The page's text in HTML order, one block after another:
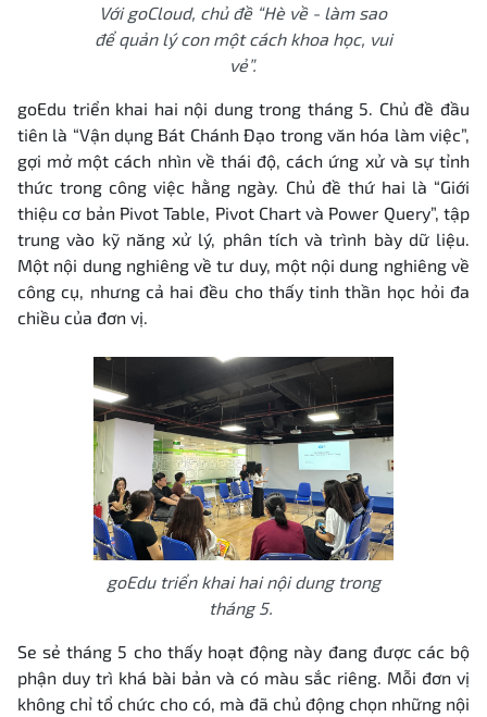
Với goCloud, chủ đề “Hè về - làm sao
để quản lý con một cách khoa học, vui
vẻ”.
goEdu triển khai hai nội dung trong tháng 5. Chủ đề đầu
tiên là “Vận dụng Bát Chánh Đạo trong văn hóa làm việc”,
gợi mở một cách nhìn về thái độ, cách ứng xử và sự tỉnh
thức trong công việc hằng ngày. Chủ đề thứ hai là “Giới
thiệu cơ bản Pivot Table, Pivot Chart và Power Query”, tập
trung vào kỹ năng xử lý, phân tích và trình bày dữ liệu.
Một nội dung nghiêng về tư duy, một nội dung nghiêng về
công cụ, nhưng cả hai đều cho thấy tinh thần học hỏi đa
chiều của đơn vị.
goEdu triển khai hai nội dung trong
tháng 5.
Se sẻ tháng 5 cho thấy hoạt động này đang được các bộ
phận duy trì khá bài bản và có màu sắc riêng. Mỗi đơn vị
không chỉ tổ chức cho có, mà đã chủ động chọn những nội